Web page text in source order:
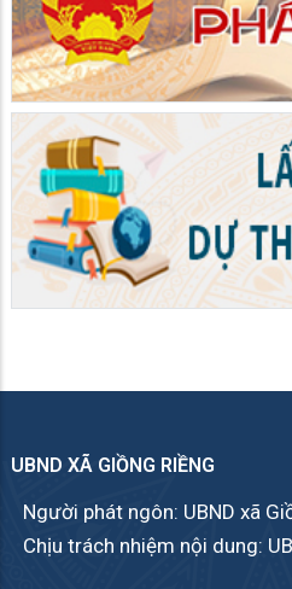
UBND XÃ GIỒNG RIỀNG
Người phát ngôn: UBND xã
Chịu trách nhiệm nội dung: